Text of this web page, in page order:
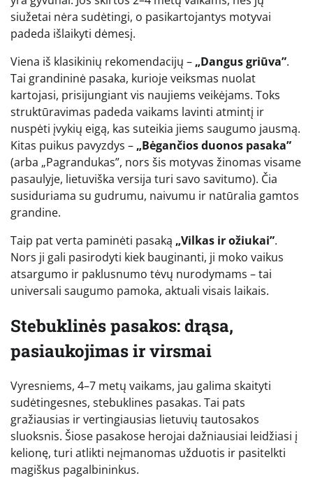
siužetai nėra sudėtingi, o pasikartojantys motyvai
padeda išlaikyti dėmesį.
Viena iš klasikinių rekomendacijų – „Dangus griūva”.
Tai grandininė pasaka, kurioje veiksmas nuolat
kartojasi, prisijungiant vis naujiems veikėjams. Toks
struktūravimas padeda vaikams lavinti atmintį ir
nuspėti įvykių eigą, kas suteikia jiems saugumo jausmą.
Kitas puikus pavyzdys – „Bėgančios duonos pasaka”
(arba „Pagrandukas”, nors šis motyvas žinomas visame
pasaulyje, lietuviška versija turi savo savitumo). Čia
susiduriama su gudrumu, naivumu ir natūralia gamtos
grandine.
Taip pat verta paminėti pasaką „Vilkas ir ožiukai”.
Nors ji gali pasirodyti kiek bauginanti, ji moko vaikus
atsargumo ir paklusnumo tėvų nurodymams – tai
universali saugumo pamoka, aktuali visais laikais.
Stebuklinės pasakos: drąsa,
pasiaukojimas ir virsmai
Vyresniems, 4–7 metų vaikams, jau galima skaityti
sudėtingesnes, stebuklines pasakas. Tai pats
gražiausias ir vertingiausias lietuvių tautosakos
sluoksnis. Šiose pasakose herojai dažniausiai leidžiasi į
kelionę, turi atlikti neįmanomas užduotis ir pasitelkti
magiškus pagalbininkus.